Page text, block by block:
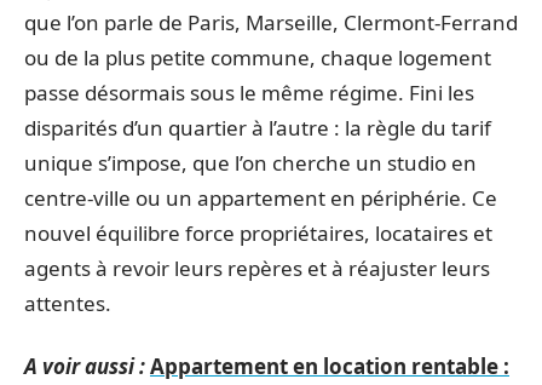
que l’on parle de Paris, Marseille, Clermont-Ferrand
ou de la plus petite commune, chaque logement
passe désormais sous le même régime. Fini les
disparités d’un quartier à l’autre : la règle du tarif
unique s’impose, que l’on cherche un studio en
centre-ville ou un appartement en périphérie. Ce
nouvel équilibre force propriétaires, locataires et
agents à revoir leurs repères et à réajuster leurs
attentes.
A voir aussi :Appartement en location rentable :